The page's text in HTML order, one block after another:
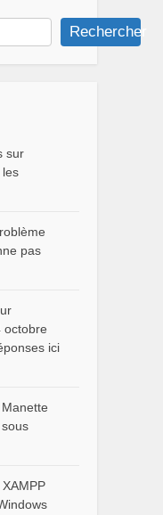
Rechercher
sur
les
pas
octobre
ici